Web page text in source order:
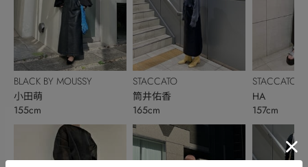
BLACK BY MOUSSY
小田萌
155cm
STACCATO
筒井佑香
165cm
STACCATO
HA
157cm